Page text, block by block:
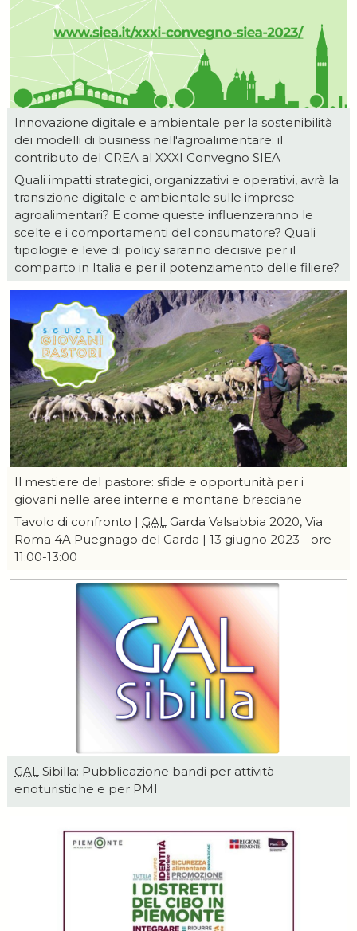
Innovazione digitale e ambientale per la sostenibilità
dei modelli di business nell'agroalimentare: il
contributo del CREA al XXXI Convegno SIEA
Quali impatti strategici, organizzativi e operativi, avrà la
transizione digitale e ambientale sulle imprese
agroalimentari? E come queste influenzeranno le
scelte e i comportamenti del consumatore? Quali
tipologie e leve di policy saranno decisive per il
comparto in Italia e per il potenziamento delle filiere?
Il mestiere del pastore: sfide e opportunità per i
giovani nelle aree interne e montane bresciane
Tavolo di confronto | GAL Garda Valsabbia 2020, Via
Roma 4A Puegnago del Garda | 13 giugno 2023 - ore
11:00-13:00
GAL Sibilla: Pubblicazione bandi per attività
enoturistiche e per PMI